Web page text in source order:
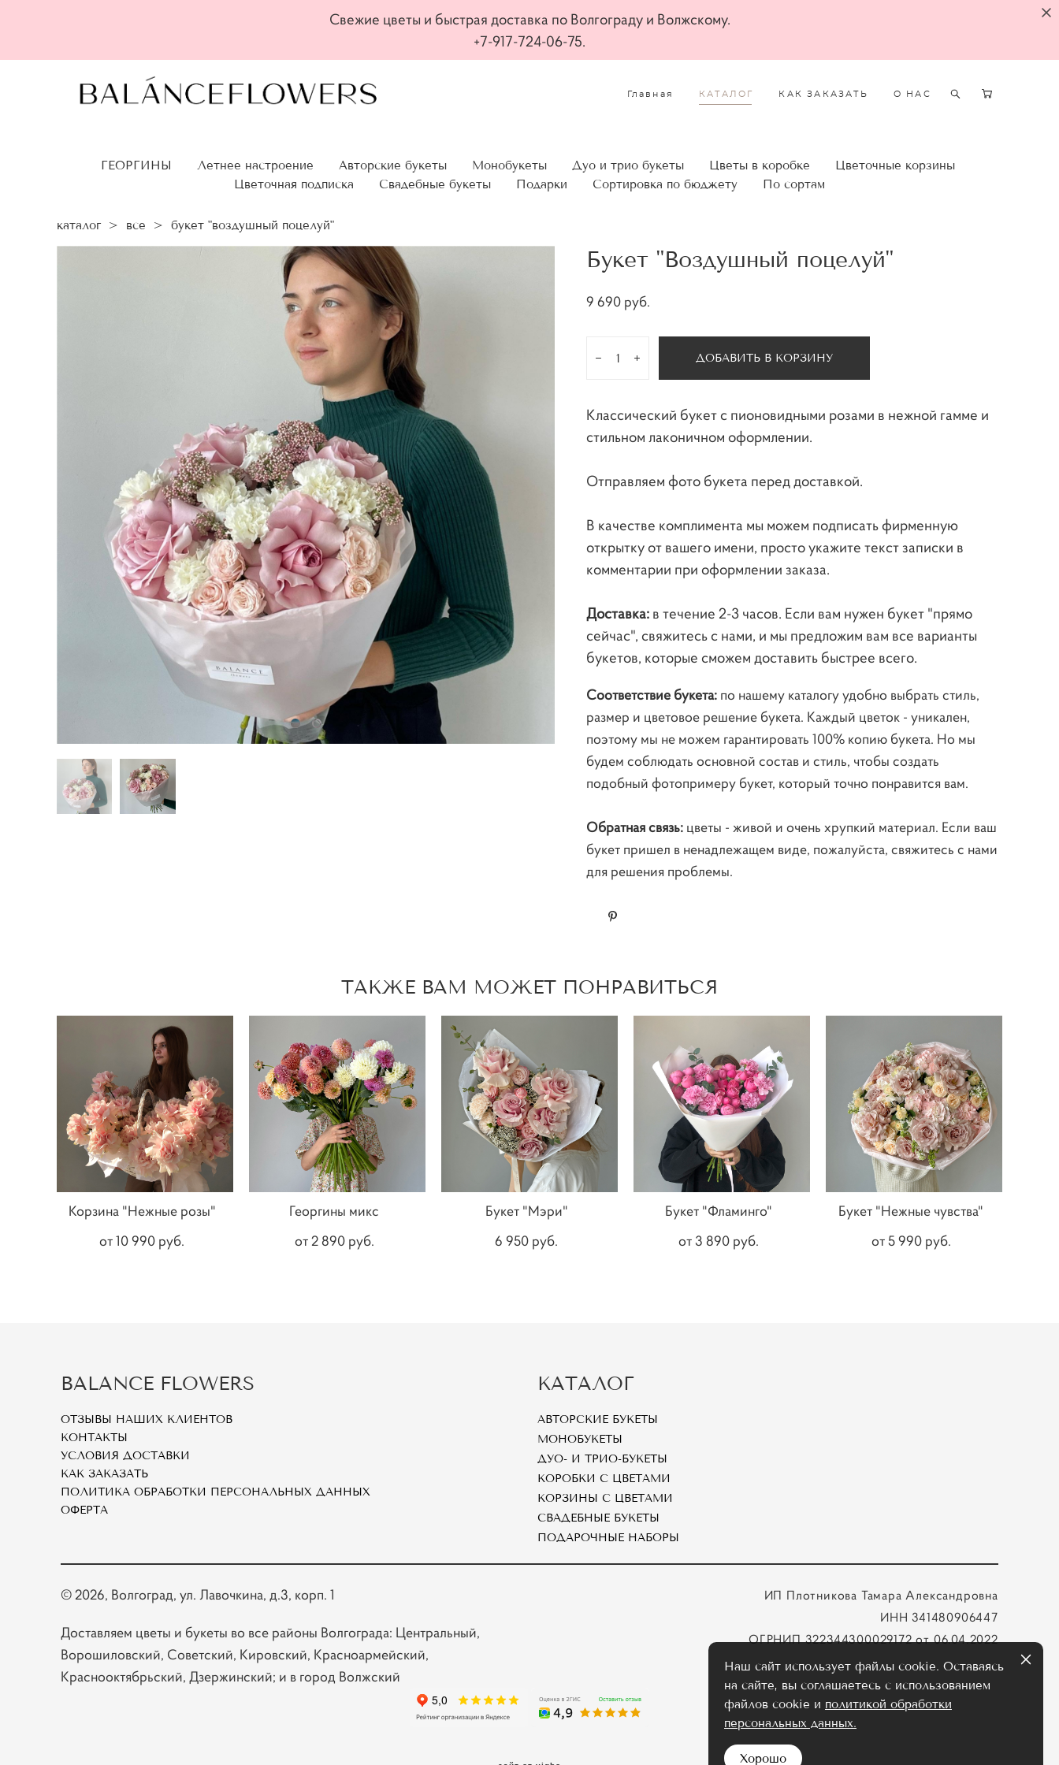
Свежие цветы и быстрая доставка по Волгограду и Волжскому.
+7-917-724-06-75.
Главная КАТАЛОГ КАК ЗАКАЗАТЬ О НАС
ГЕОРГИНЫ Летнее настроение Авторские букеты Монобукеты Дуо и трио букеты Цветы в коробке
Цветочные корзины
Цветочная подписка
Свадебные букеты Подарки Сортировка по бюджету По сортам
каталог > все > букет "воздушный поцелуй"
Букет "Воздушный поцелуй"
9 690 pуб.
ДОБАВИТЬ В КОРЗИНУ
Классический букет с пионовидными розами в нежной гамме и
стильном лаконичном оформлении.
Отправляем фото букета перед доставкой.
В качестве комплимента мы можем подписать фирменную
открытку от вашего имени, просто укажите текст записки в
комментарии при оформлении заказа.
Доставка: в течение 2-3 часов. Если вам нужен букет "прямо
сейчас", свяжитесь с нами, и мы предложим вам все варианты
букетов, которые сможем доставить быстрее всего.
Соответствие букета: по нашему каталогу удобно выбрать стиль,
размер и цветовое решение букета. Каждый цветок - уникален,
поэтому мы не можем гарантировать 100% копию букета. Но мы
будем соблюдать основной состав и стиль, чтобы создать
подобный фотопримеру букет, который точно понравится вам.
Обратная связь: цветы - живой и очень хрупкий материал. Если ваш
букет пришел в ненадлежащем виде, пожалуйста, свяжитесь с нами
для решения проблемы.
ТАКЖЕ ВАМ МОЖЕТ ПОНРАВИТЬСЯ
Корзина "Нежные розы"
от 10 990 pуб.
Георгины микс
от 2 890 pуб.
Букет "Мэри"
6 950 pуб.
Букет "Фламинго"
от 3 890 pуб.
Букет "Нежные чувства"
от 5 990 pуб.
BALANCE FLOWERS
ОТЗЫВЫ НАШИХ КЛИЕНТОВ
КОНТАКТЫ
УСЛОВИЯ ДОСТАВКИ
КАК ЗАКАЗАТЬ
ПОЛИТИКА ОБРАБОТКИ ПЕРСОНАЛЬНЫХ ДАННЫХ
ОФЕРТА
КАТАЛОГ
АВТОРСКИЕ БУКЕТЫ
МОНОБУКЕТЫ
ДУО- И ТРИО-БУКЕТЫ
КОРОБКИ С ЦВЕТАМИ
КОРЗИНЫ С ЦВЕТАМИ
СВАДЕБНЫЕ БУКЕТЫ
ПОДАРОЧНЫЕ НАБОРЫ
© 2026, Волгоград, ул. Лавочкина, д.3, корп. 1
Доставляем цветы и букеты во все районы Волгограда: Центральный,
Ворошиловский, Советский, Кировский, Красноармейский,
Краснооктябрьский, Дзержинский; и в город Волжский
ИП Плотникова Тамара Александровна
ИНН 341480906447
ОГРНИП 322344300029172 от 06.04.2022
Наш сайт использует файлы cookie. Оставаясь
на сайте, вы соглашаетесь с использованием
файлов cookie и политикой обработки
персональных данных.
Хорошо